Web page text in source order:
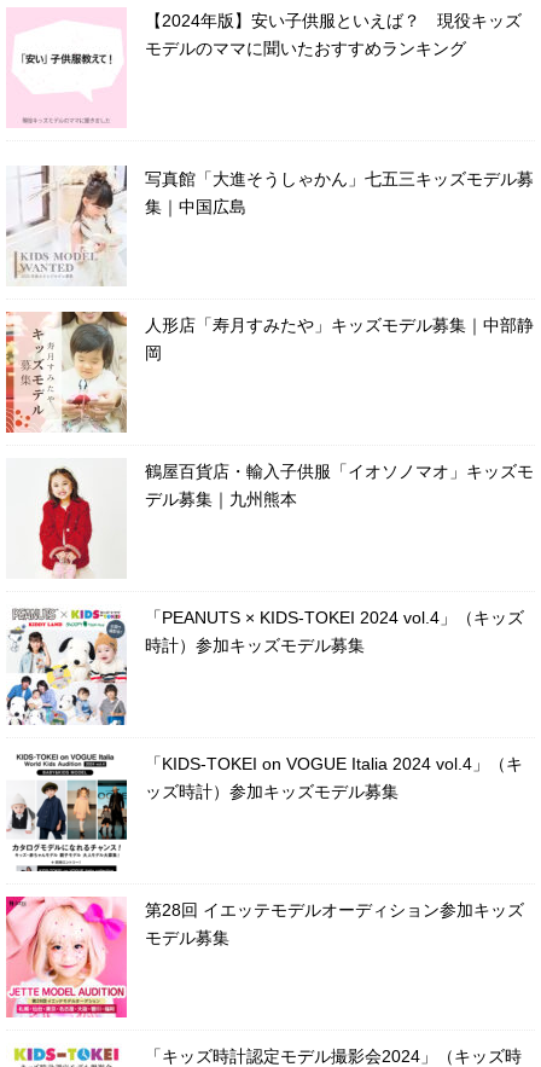
【2024年版】安い子供服といえば？ 現役キッズ
モデルのママに聞いたおすすめランキング
写真館「大進そうしゃかん」七五三キッズモデル募
集｜中国広島
人形店「寿月すみたや」キッズモデル募集｜中部静
岡
鶴屋百貨店・輸入子供服「イオソノマオ」キッズモ
デル募集｜九州熊本
「PEANUTS × KIDS-TOKEI 2024 vol.4」（キッズ
時計）参加キッズモデル募集
「KIDS-TOKEI on VOGUE Italia 2024 vol.4」（キ
ッズ時計）参加キッズモデル募集
第28回 イエッテモデルオーディション参加キッズ
モデル募集
「キッズ時計認定モデル撮影会2024」（キッズ時